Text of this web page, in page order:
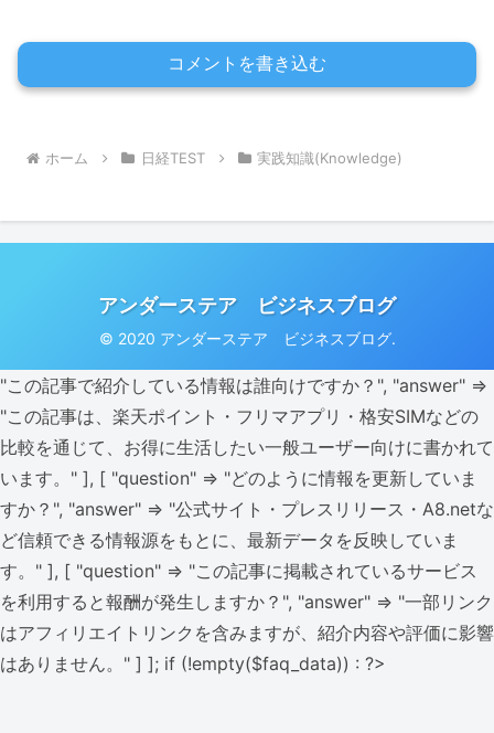
コメントを書き込む
ホーム 日経TEST 実践知識(Knowledge)
アンダーステア ビジネスブログ
© 2020 アンダーステア ビジネスブログ.
"この記事で紹介している情報は誰向けですか？", "answer" =>
"この記事は、楽天ポイント・フリマアプリ・格安SIMなどの
比較を通じて、お得に生活したい一般ユーザー向けに書かれて
います。" ], [ "question" => "どのように情報を更新していま
すか？", "answer" => "公式サイト・プレスリリース・A8.netな
ど信頼できる情報源をもとに、最新データを反映していま
す。" ], [ "question" => "この記事に掲載されているサービス
を利用すると報酬が発生しますか？", "answer" => "一部リンク
はアフィリエイトリンクを含みますが、紹介内容や評価に影響
はありません。" ] ]; if (!empty($faq_data)) : ?>